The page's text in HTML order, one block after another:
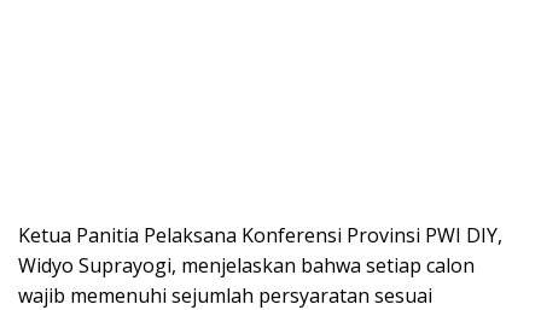
Ketua Panitia Pelaksana Konferensi Provinsi PWI DIY,
Widyo Suprayogi, menjelaskan bahwa setiap calon
wajib memenuhi sejumlah persyaratan sesuai